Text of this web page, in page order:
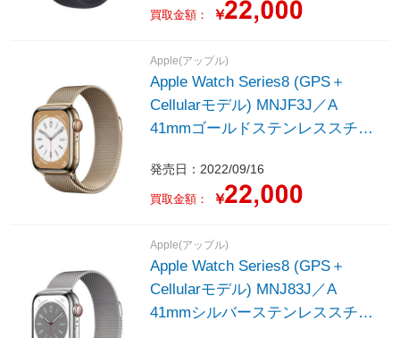
買取金額： ￥
Apple(アップル)
Apple Watch Series8 (GPS＋
Cellularモデル) MNJF3J／A
41mmゴールドステンレススチー
ープ
発売日：2022/09/16
買取金額： ￥
Apple(アップル)
Apple Watch Series8 (GPS＋
Cellularモデル) MNJ83J／A
41mmシルバーステンレススチー